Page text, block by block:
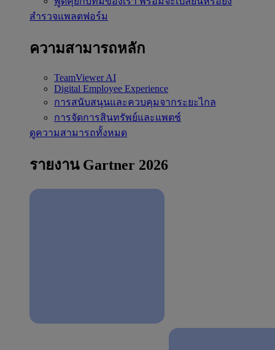
สำรวจแพลตฟอร์ม
ความสามารถหลัก
TeamViewer AI
Digital Employee Experience
การสนับสนุนและควบคุมจากระยะไกล
การจัดการสินทรัพย์และแพตช์
ดูความสามารถทั้งหมด
รายงาน Gartner 2026